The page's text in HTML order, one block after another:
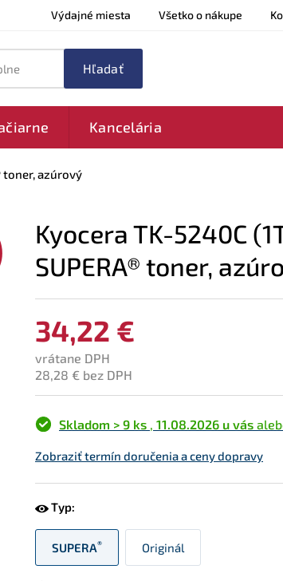
Výdajné miesta Všetko o nákupe
Kancelária
toner, azúrový
Kyocera TK-5240C
SUPERA® toner,
34,22 €
vrátane DPH
28,28 € bez DPH
Skladom > 9 ks 11.08.2026 u vás
Zobraziť termín doručenia a ceny dopravy
Typ:
SUPERA® Originál